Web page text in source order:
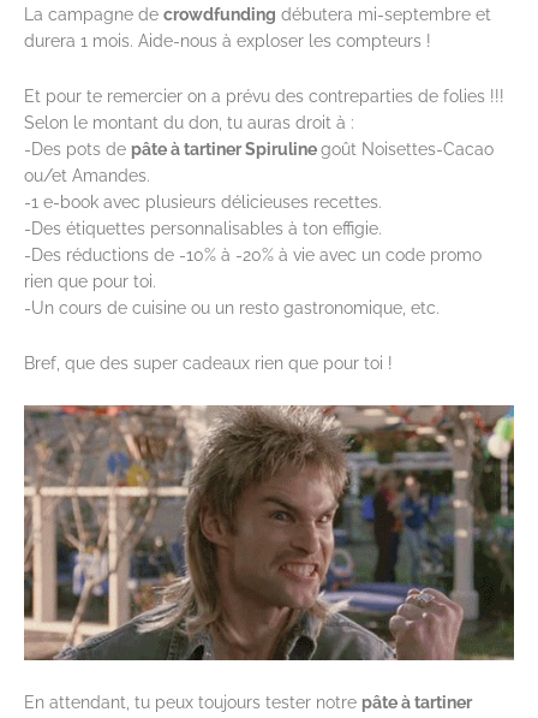
La campagne de crowdfunding débutera mi-septembre et
durera 1 mois. Aide-nous à exploser les compteurs !
Et pour te remercier on a prévu des contreparties de folies !!!
Selon le montant du don, tu auras droit à :
-Des pots de pâte à tartiner Spirulinegoût Noisettes-Cacao
ou/et Amandes.
-1 e-book avec plusieurs délicieuses recettes.
-Des étiquettes personnalisables à ton effigie.
-Des réductions de -10% à -20% à vie avec un code promo
rien que pour toi.
-Un cours de cuisine ou un resto gastronomique, etc.
Bref, que des super cadeaux rien que pour toi !
En attendant, tu peux toujours tester notre pâte à tartiner